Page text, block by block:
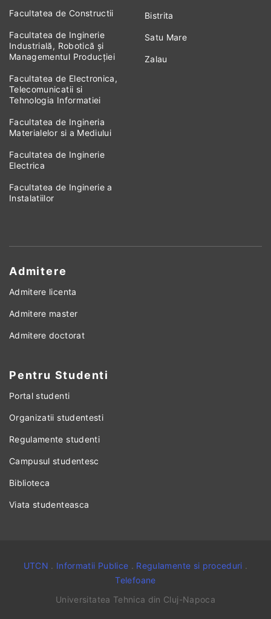
Facultatea de Constructii
Facultatea de Inginerie
Industrială, Robotică și
Managementul Producției
Facultatea de Electronica,
Telecomunicatii si
Tehnologia Informatiei
Facultatea de Ingineria
Materialelor si a Mediului
Facultatea de Inginerie
Electrica
Facultatea de Inginerie a
Instalatiilor
Bistrita
Satu Mare
Zalau
Admitere
Admitere licenta
Admitere master
Admitere doctorat
Pentru Studenti
Portal studenti
Organizatii studentesti
Regulamente studenti
Campusul studentesc
Biblioteca
Viata studenteasca
UTCN . Informatii Publice . Regulamente si proceduri .
Telefoane
Universitatea Tehnica din Cluj-Napoca